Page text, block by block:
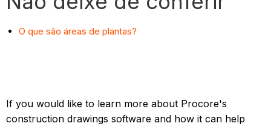
O que são áreas de plantas?
If you would like to learn more about Procore's
construction drawings software and how it can help